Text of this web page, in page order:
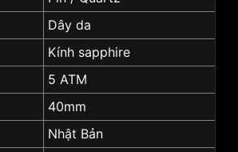
Dây da
Kính sapphire
5 ATM
40mm
Nhật Bản